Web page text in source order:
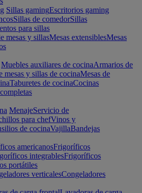
Sillas gamingEscritorios gaming
Sillas de comedorSillas
para sillas
mesas y sillasMesas extensiblesMesas
Muebles auxiliares de cocinaArmarios de
mesas y sillas de cocinaMesas de
Taburetes de cocinaCocinas
MenajeServicio de
para chefVinos y
de cocinaVajillaBandejas
americanosFrigoríficos
integrablesFrigoríficos
portátiles
verticalesCongeladores